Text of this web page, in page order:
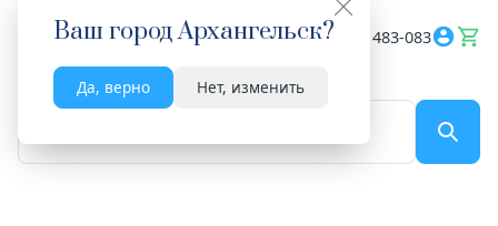
Ваш городАрхангельск?
Да, верно Нет, изменить
Весь сайт 8182 483-083